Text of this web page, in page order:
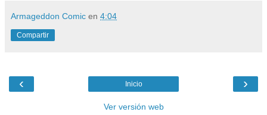
Armageddon Comic en 4:04
Compartir
‹ ›
Inicio
Ver versión web